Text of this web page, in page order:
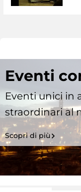
Eventi
Eventi unici in
straordinari al
Scopri di più